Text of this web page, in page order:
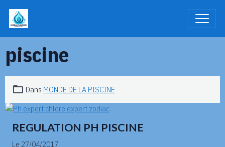
piscine
Dans MONDE DE LA PISCINE
REGULATION PH PISCINE
Le 27/04/2017